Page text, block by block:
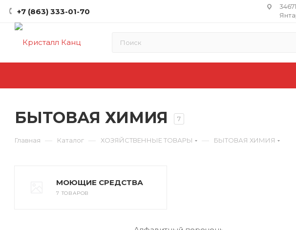
+7 (863) 333-01-70
БЫТОВАЯ ХИМИЯ 7
Главная — Каталог — ХОЗЯЙСТВЕННЫЕ ТОВАРЫ — БЫТОВАЯ ХИМИЯ
МОЮЩИЕ СРЕДСТВА
7 ТОВАРОВ